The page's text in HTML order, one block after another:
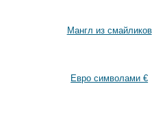
Мангл из смайликов
Евро символами €